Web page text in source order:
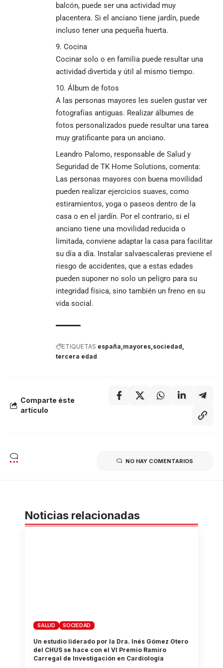
balcón, puede ser una actividad muy
placentera. Si el anciano tiene jardín, puede
incluso tener una pequeña huerta.
Cocina
Cocinar solo o en familia puede resultar una
actividad divertida y útil al mismo tiempo.
Álbum de fotos
A las personas mayores les suelen gustar ver
fotografías antiguas. Realizar álbumes de
fotos personalizados puede resultar una tarea
muy gratificante para un anciano.
Leandro Palomo, responsable de Salud y
Seguridad de TK Home Solutions, comenta:
Las personas mayores con buena movilidad
pueden realizar ejercicios suaves, como
estiramientos, yoga o paseos dentro de la
casa o en el jardín. Por el contrario, si el
anciano tiene una movilidad reducida o
limitada, conviene adaptar la casa para facilitar
su día a día. Instalar salvaescaleras previene el
riesgo de accidentes, que a estas edades
pueden suponer no solo un peligro para su
integridad física, sino también un freno en su
vida social.
ETIQUETAS españa mayores sociedad
tercera edad
Comparte éste
artículo
NO HAY COMENTARIOS
Noticias relacionadas
SALUD SOCIEDAD
Un estudio liderado por la Dra. Inés Gómez Otero
del CHUS se hace con el VI Premio Ramiro
Carregal de Investigación en Cardiología